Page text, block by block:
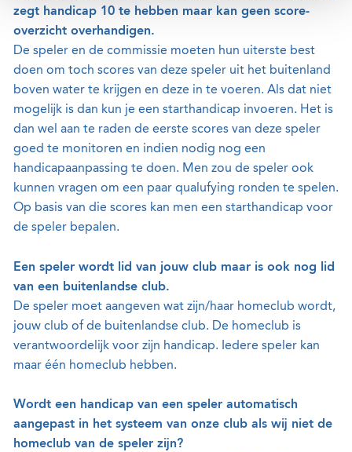
zegt handicap 10 te hebben maar kan geen score-
overzicht overhandigen.
De speler en de commissie moeten hun uiterste best
doen om toch scores van deze speler uit het buitenland
boven water te krijgen en deze in te voeren. Als dat niet
mogelijk is dan kun je een starthandicap invoeren. Het is
dan wel aan te raden de eerste scores van deze speler
goed te monitoren en indien nodig nog een
handicapaanpassing te doen. Men zou de speler ook
kunnen vragen om een paar qualufying ronden te spelen.
Op basis van die scores kan men een starthandicap voor
de speler bepalen.
Een speler wordt lid van jouw club maar is ook nog lid
van een buitenlandse club.
De speler moet aangeven wat zijn/haar homeclub wordt,
jouw club of de buitenlandse club. De homeclub is
verantwoordelijk voor zijn handicap. Iedere speler kan
maar één homeclub hebben.
Wordt een handicap van een speler automatisch
aangepast in het systeem van onze club als wij niet de
homeclub van de speler zijn?